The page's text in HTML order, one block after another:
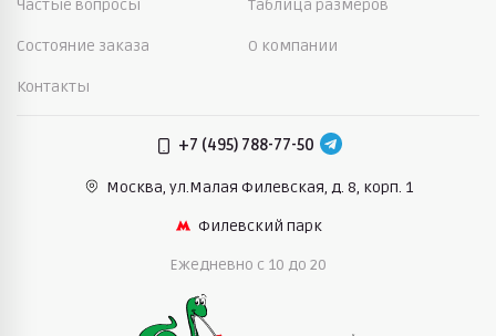
Частые вопросы Таблица размеров
Состояние заказа О компании
Контакты
+7 (495) 788-77-50
Москва, ул.Малая Филевская, д. 8, корп. 1
Филевский парк
Ежедневно c 10 до 20